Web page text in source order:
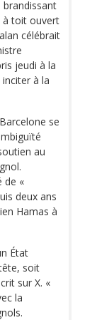
à toit ouvert
célébrait
jeudi à la
à la
se
au
de «
deux ans
Hamas à
État
soit
sur X. «
la